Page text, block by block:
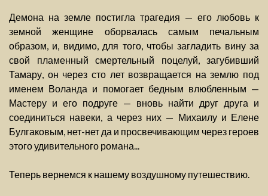
Демона на земле постигла трагедия — его любовь к
земной женщине оборвалась самым печальным
образом, и, видимо, для того, чтобы загладить вину за
свой пламенный смертельный поцелуй, загубивший
Тамару, он через сто лет возвращается на землю под
именем Воланда и помогает бедным влюбленным —
Мастеру и его подруге — вновь найти друг друга и
соединиться навеки, а через них — Михаилу и Елене
Булгаковым, нет-нет да и просвечивающим через героев
этого удивительного романа...
Теперь вернемся к нашему воздушному путешествию.